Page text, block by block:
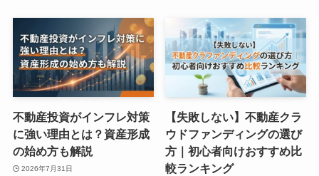
不動産投資がインフレ対策
に強い理由とは？資産形成
の始め方も解説
2026年7月31日
【失敗しない】不動産クラ
ウドファンディングの選び
方｜初心者向けおすすめ比
較ランキング